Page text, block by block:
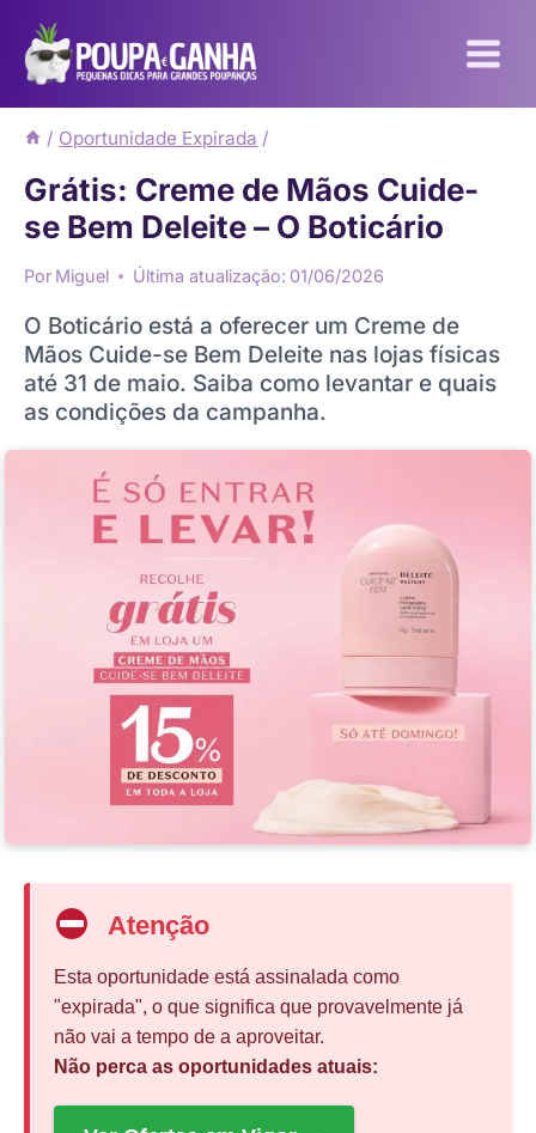
para
Conteúdo
/ Oportunidade Expirada /
Grátis: Creme de Mãos Cuide-
se Bem Deleite – O Boticário
Por Miguel Última atualização: 01/06/2026
O Boticário está a oferecer um Creme de
Mãos Cuide-se Bem Deleite nas lojas físicas
até 31 de maio. Saiba como levantar e quais
as condições da campanha.
Atenção
Esta oportunidade está assinalada como
"expirada", o que significa que provavelmente já
não vai a tempo de a aproveitar.
Não perca as oportunidades atuais: